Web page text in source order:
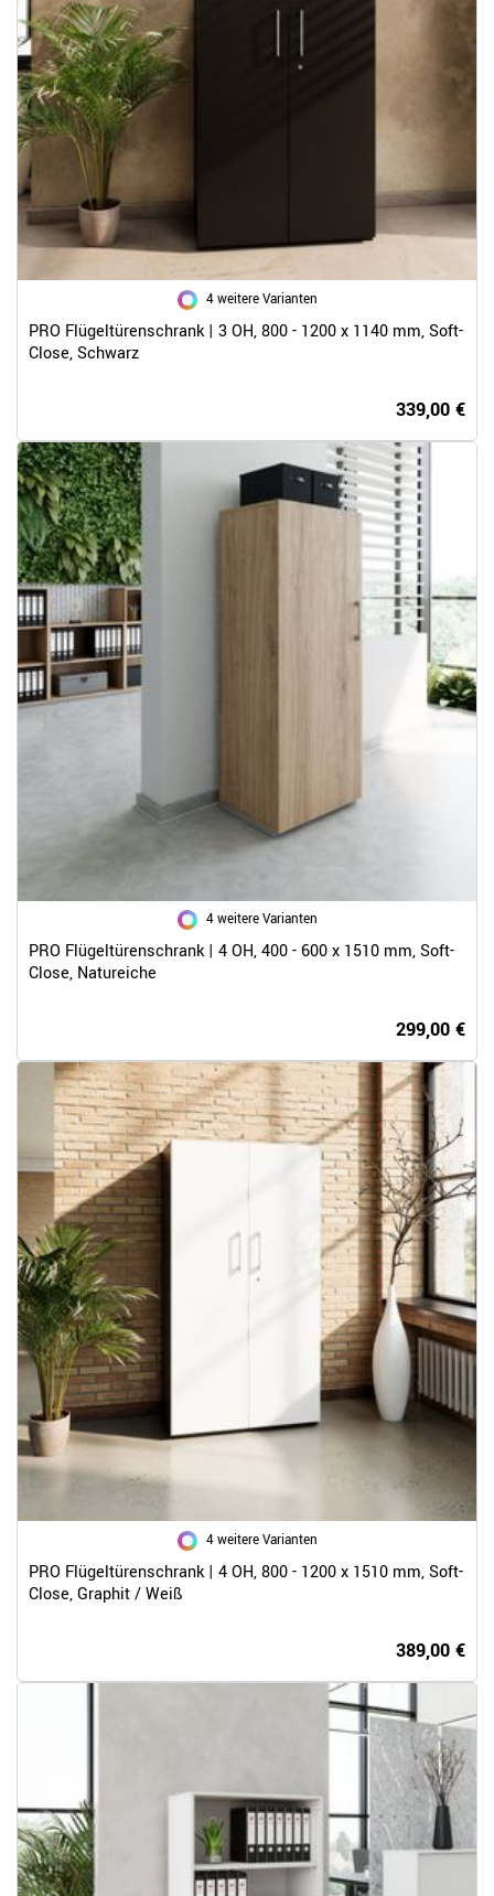
4 weitere Varianten
PRO Flügeltürenschrank | 3 OH, 800 - 1200 x 1140 mm, Soft-
Close, Schwarz
339,00 €
4 weitere Varianten
PRO Flügeltürenschrank | 4 OH, 400 - 600 x 1510 mm, Soft-
Close, Natureiche
299,00 €
4 weitere Varianten
PRO Flügeltürenschrank | 4 OH, 800 - 1200 x 1510 mm, Soft-
Close, Graphit / Weiß
389,00 €